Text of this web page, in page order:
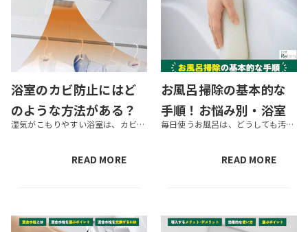
浴室のカビ防止にはど
のような方法がある？
おすすめのアイテムも 湿気がこもりやすい浴室は、カビが発生しやすい場所です。カビは家族の健康に影響するおそれもあります。 本記事では、浴室のカビ防止方法や、繁殖してしまったカビを取る方法、カビ防止におすすめのアイテムなどを紹介します。なるべく...
READ MORE
お風呂掃除の基本的な
手順！お悩み別・浴室
の掃除方法やきれいに毎日使うお風呂は、どうしても汚れが溜まりやすい場所です。きれいな状態を保ちたくても、つい面倒で掃除が後回しになってしまう方も多いでしょう。浴室掃除は、基本の手順を押さえておくと楽になります。 この記事では、浴室掃除の基本...
READ MORE